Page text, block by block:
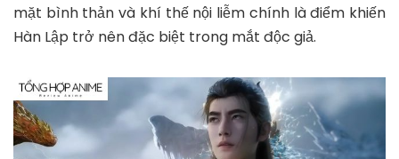
mặt bình thản và khí thế nội liễm chính là điểm khiến
Hàn Lập trở nên đặc biệt trong mắt độc giả.